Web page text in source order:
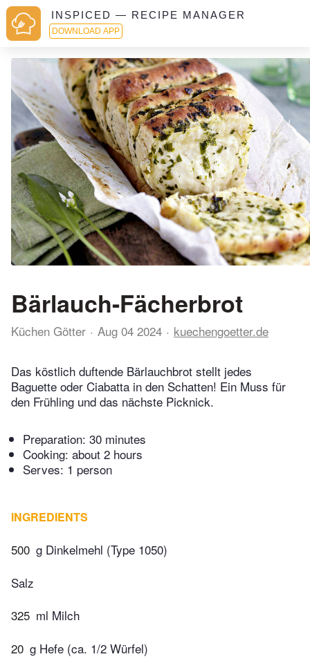
INSPICED — RECIPE MANAGER
DOWNLOAD APP
Bärlauch-Fächerbrot
Küchen Götter Aug 04 2024 kuechengoetter.de
Das köstlich duftende Bärlauchbrot stellt jedes
Baguette oder Ciabatta in den Schatten! Ein Muss für
den Frühling und das nächste Picknick.
Preparation: 30 minutes
Cooking: about 2 hours
Serves: 1 person
INGREDIENTS
500 g Dinkelmehl (Type 1050)
Salz
325 ml Milch
20 g Hefe (ca. 1/2 Würfel)